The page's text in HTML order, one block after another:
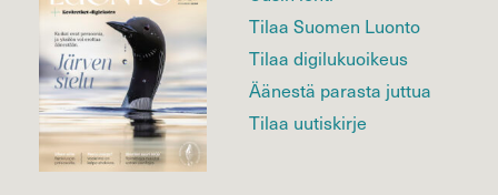
Tilaa Suomen Luonto
Tilaa digilukuoikeus
Äänestä parasta juttua
Tilaa uutiskirje